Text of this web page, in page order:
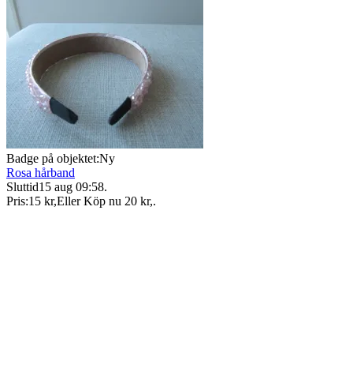
Badge på objektet:Ny
Rosa hårband
Sluttid15 aug 09:58.
Pris:15 kr,Eller Köp nu 20 kr,.